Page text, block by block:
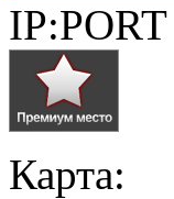
IP:PORT
Карта: